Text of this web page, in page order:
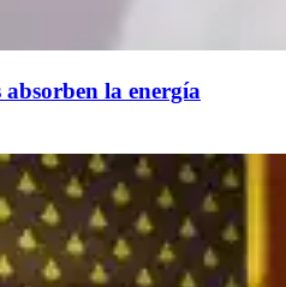
la energía